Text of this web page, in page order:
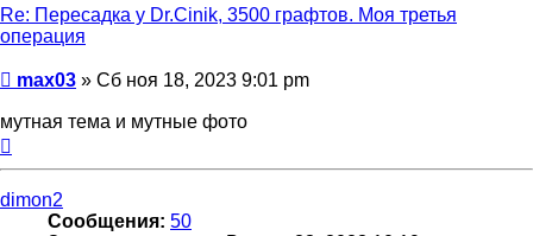
Re: Пересадка у Dr.Cinik, 3500 графтов. Моя третья
операция
Сообщение
max03 » Сб ноя 18, 2023 9:01 pm
мутная тема и мутные фото
dimon2
Сообщения: 50